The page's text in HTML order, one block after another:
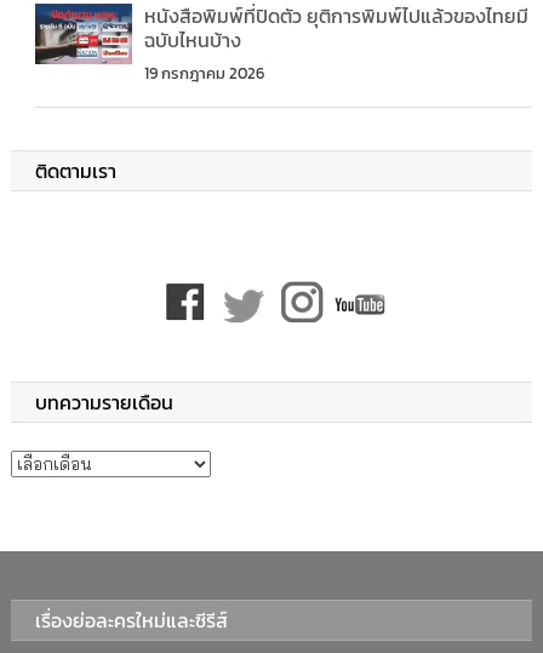
หนังสือพิมพ์ที่ปิดตัว ยุติการพิมพ์ไปแล้วของไทยมี
ฉบับไหนบ้าง
19 กรกฎาคม 2026
ติดตามเรา
บทความรายเดือน
บทความรายเดือน
เรื่องย่อละครใหม่และซีรีส์